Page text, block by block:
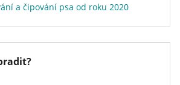
a čipování psa od roku 2020